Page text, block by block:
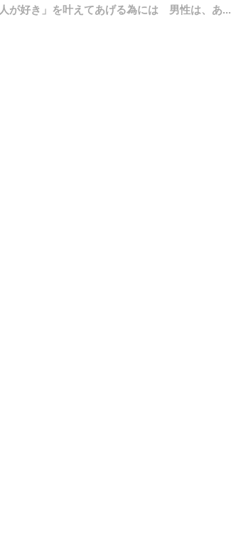
人が好き」を叶えてあげる為には 男性は、あ...